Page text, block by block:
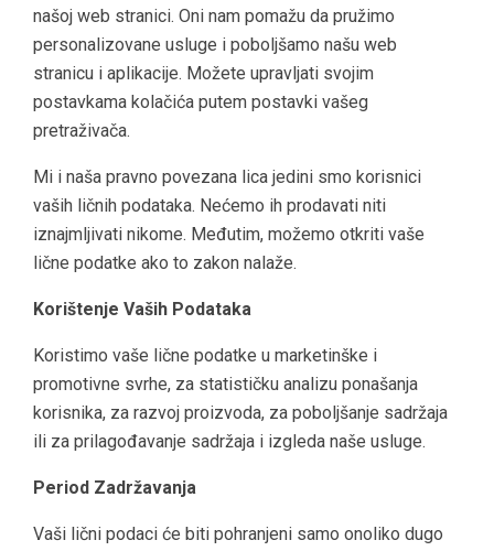
našoj web stranici. Oni nam pomažu da pružimo
personalizovane usluge i poboljšamo našu web
stranicu i aplikacije. Možete upravljati svojim
postavkama kolačića putem postavki vašeg
pretraživača.
Mi i naša pravno povezana lica jedini smo korisnici
vaših ličnih podataka. Nećemo ih prodavati niti
iznajmljivati nikome. Međutim, možemo otkriti vaše
lične podatke ako to zakon nalaže.
Korištenje Vaših Podataka
Koristimo vaše lične podatke u marketinške i
promotivne svrhe, za statističku analizu ponašanja
korisnika, za razvoj proizvoda, za poboljšanje sadržaja
ili za prilagođavanje sadržaja i izgleda naše usluge.
Period Zadržavanja
Vaši lični podaci će biti pohranjeni samo onoliko dugo